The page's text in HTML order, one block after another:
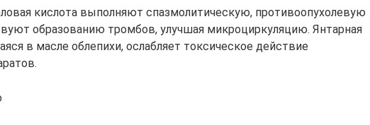
кислота выполняют спазмолитическую, противоопухолевую
образованию тромбов, улучшая микроциркуляцию. Янтарная
в масле облепихи, ослабляет токсическое действие